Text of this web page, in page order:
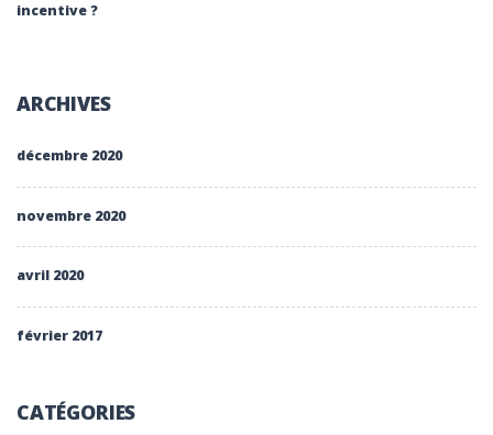
incentive ?
ARCHIVES
décembre 2020
novembre 2020
avril 2020
février 2017
CATÉGORIES